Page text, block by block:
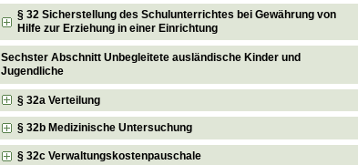
§ 32 Sicherstellung des Schulunterrichtes bei Gewährung von
Hilfe zur Erziehung in einer Einrichtung
Sechster Abschnitt Unbegleitete ausländische Kinder und
Jugendliche
§ 32a Verteilung
§ 32b Medizinische Untersuchung
§ 32c Verwaltungskostenpauschale